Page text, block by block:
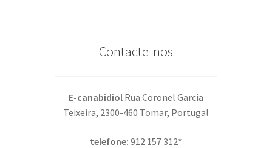
Contacte-nos
E-canabidiol Rua Coronel Garcia
Teixeira, 2300-460 Tomar, Portugal
telefone: 912 157 312*